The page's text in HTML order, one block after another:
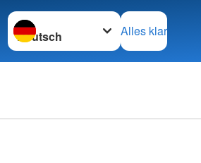
Sprache wechseln zu
Alles klar